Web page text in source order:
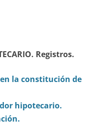
Registros.
la constitución de
hipotecario.